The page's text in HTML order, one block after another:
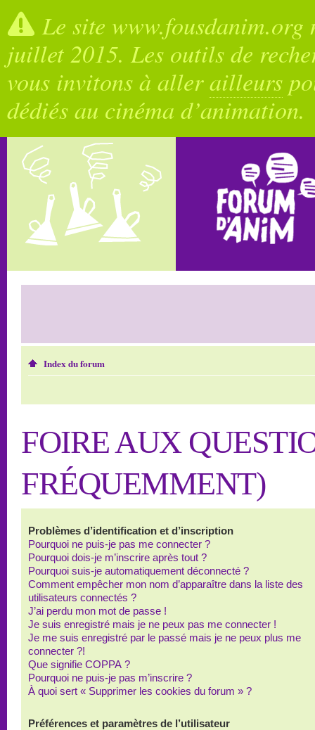
Le site
juillet 2015. Les outils de
vous invitons à allerailleurs
dédiés au cinéma d’animation.
Index du forum
FOIRE AUX
FRÉQUEMMENT)
Problèmes d’identification et d’inscription
Pourquoi ne puis-je pas me connecter ?
Pourquoi dois-je m’inscrire après tout ?
Pourquoi suis-je automatiquement déconnecté ?
Comment empêcher mon nom d’apparaître dans la liste des
utilisateurs connectés ?
J’ai perdu mon mot de passe !
Je suis enregistré mais je ne peux pas me connecter !
Je me suis enregistré par le passé mais je ne peux plus me
connecter ?!
Que signifie COPPA ?
Pourquoi ne puis-je pas m’inscrire ?
À quoi sert « Supprimer les cookies du forum » ?
Préférences et paramètres de l’utilisateur